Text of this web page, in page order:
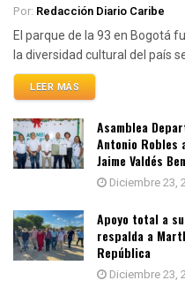
Por: Redacción Diario Caribe
El parque de la 93 en Bogotá
la diversidad cultural del país
LEER MÁS
Asamblea
Antonio Robles
Jaime Valdés
Diciembre 23,
Apoyo total a
respalda a
República
Diciembre 23,